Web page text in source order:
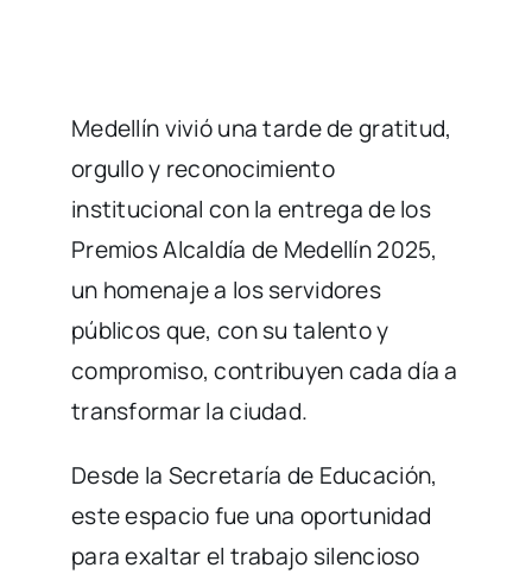
Medellín vivió una tarde de gratitud,
orgullo y reconocimiento
institucional con la entrega de los
Premios Alcaldía de Medellín 2025,
un homenaje a los servidores
públicos que, con su talento y
compromiso, contribuyen cada día a
transformar la ciudad.
Desde la Secretaría de Educación,
este espacio fue una oportunidad
para exaltar el trabajo silencioso